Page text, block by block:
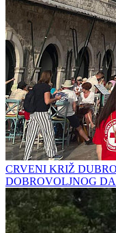
CRVENI KRIŽ
DOBROVOLJNOG